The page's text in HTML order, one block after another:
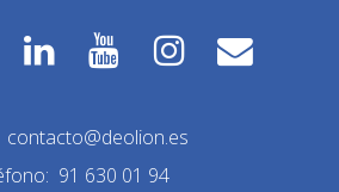
contacto@deolion.es
91 630 01 94